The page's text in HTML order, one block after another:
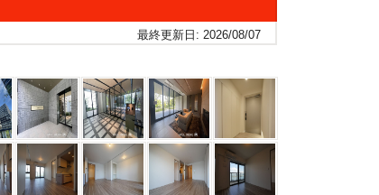
最終更新日: 2026/08/07